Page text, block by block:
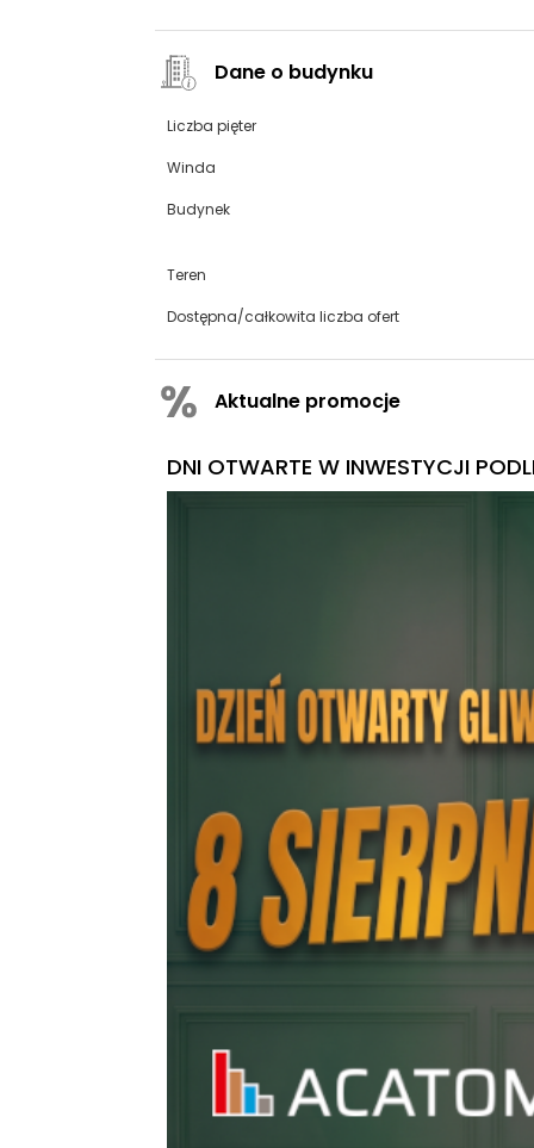
Dane o budynku
Liczba pięter
Winda
Budynek
Teren
Dostępna/całkowita liczba ofert
Aktualne promocje
DNI OTWARTE W INWESTYCJI